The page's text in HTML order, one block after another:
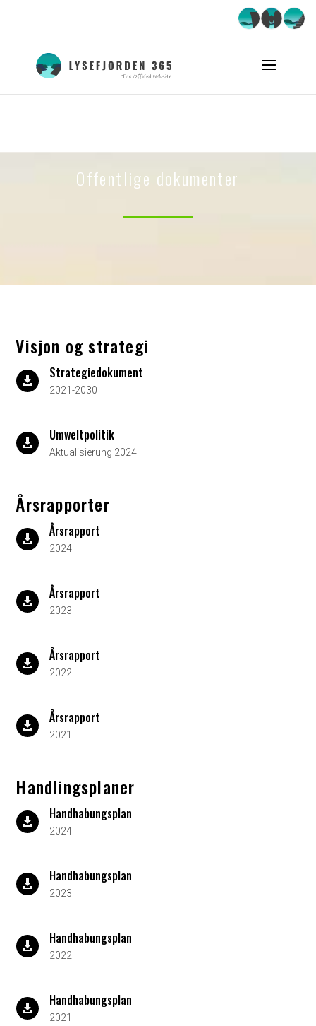
Offentlige dokumenter
Visjon og strategi
 Strategiedokument
2021-2030
 Umweltpolitik
Aktualisierung 2024
Årsrapporter
 Årsrapport
2024
 Årsrapport
2023
 Årsrapport
2022
 Årsrapport
2021
Handlingsplaner
 Handhabungsplan
2024
 Handhabungsplan
2023
 Handhabungsplan
2022
 Handhabungsplan
2021